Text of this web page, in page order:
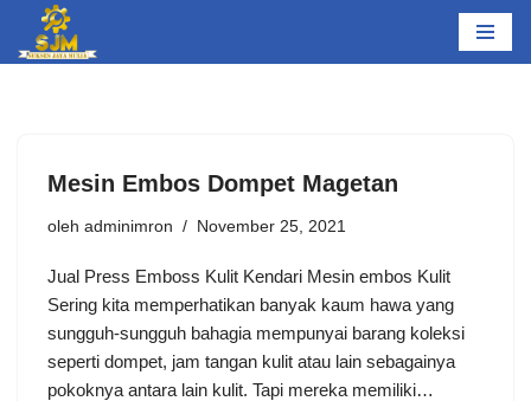
Lompat
Mesin Embos Dompet Magetan
oleh adminimron November 25, 2021
Jual Press Emboss Kulit Kendari Mesin embos Kulit
Sering kita memperhatikan banyak kaum hawa yang
sungguh-sungguh bahagia mempunyai barang koleksi
seperti dompet, jam tangan kulit atau lain sebagainya
pokoknya antara lain kulit. Tapi mereka memiliki…